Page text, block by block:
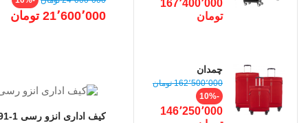
167٬400٬000
چمدان
سامسونایت
SAMSONITE
POPSODA
قیمت
عادی
162٬500٬000 ‎تومان
-10%
146٬250٬000
عادی
21٬600٬000 ‎تومان
کیف اداری انزو رسی 1-3791